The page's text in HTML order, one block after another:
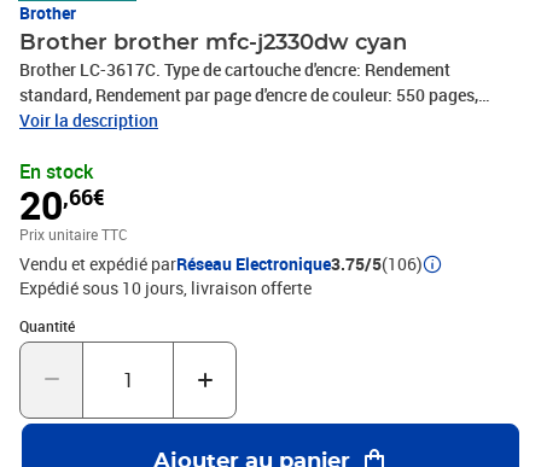
Brother
Brother brother mfc-j2330dw cyan
Brother LC-3617C. Type de cartouche d'encre: Rendement
standard, Rendement par page d'encre de couleur: 550 pages,
Quantité: 1 pièce(s)
Voir la description
En stock
20,66€
Prix unitaire TTC
Vendu et expédié parRéseau Electronique3.75/5(106)
Expédié sous 10 jours livraison offerte
Quantité
Quantité : 1
Ajouter au panier